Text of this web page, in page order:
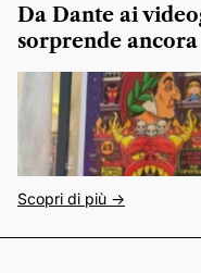
Da Dante ai
sorprende ancora
Scopri di più ->